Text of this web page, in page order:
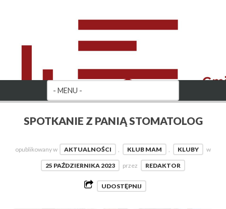
SPOTKANIE Z PANIĄ STOMATOLOG
opublikowany w AKTUALNOŚCI , KLUB MAM , KLUBY w
25 PAŹDZIERNIKA 2023 przez REDAKTOR
UDOSTĘPNIJ